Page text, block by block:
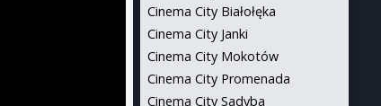
Cinema City Białołęka
Cinema City Janki
Cinema City Mokotów
Cinema City Promenada
Cinema City Sadyba